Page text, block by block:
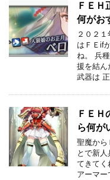
ＦＥＨ
何がお
２０２
はＦＥif
ね。 兵
援を結ん
武器は
ＦＥＨ
ら何が
聖魔から
とで新
てきてく
アーマ